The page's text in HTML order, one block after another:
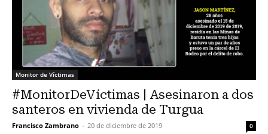
Monitor de Víctimas
#MonitorDeVíctimas | Asesinaron a dos
santeros en vivienda de Turgua
Francisco Zambrano - 20 de diciembre de 2019 0